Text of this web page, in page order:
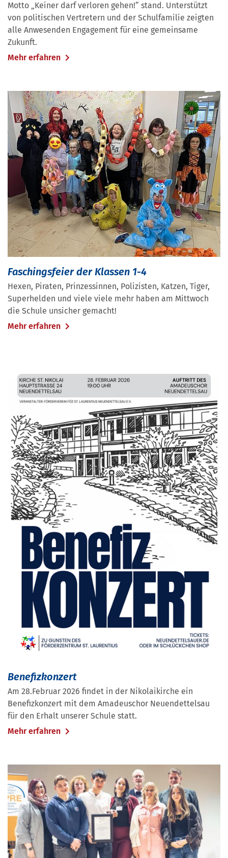
Motto „Keiner darf verloren gehen!“ stand. Unterstützt
von politischen Vertretern und der Schulfamilie zeigten
alle Anwesenden Engagement für eine gemeinsame
Zukunft.
Mehr erfahren
Faschingsfeier der Klassen 1-4
Hexen, Piraten, Prinzessinnen, Polizisten, Katzen, Tiger,
Superhelden und viele viele mehr haben am Mittwoch
die Schule unsicher gemacht!
Mehr erfahren
Benefizkonzert
Am 28.Februar 2026 findet in der Nikolaikirche ein
Benefizkonzert mit dem Amadeuschor Neuendettelsau
für den Erhalt unserer Schule statt.
Mehr erfahren